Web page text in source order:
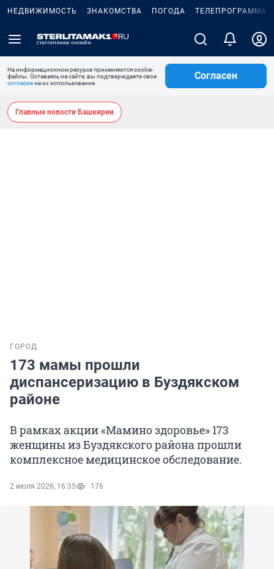
НЕДВИЖИМОСТЬ ЗНАКОМСТВА ПОГОДА ТЕЛЕПРОГРАММА
На информационном ресурсе применяются cookie-
файлы. Оставаясь на сайте, вы подтверждаете свое
согласиена их использование.
Согласен
Главные новости Башкирии
ГОРОД
173 мамы прошли
диспансеризацию в Буздякском
районе
В рамках акции «Мамино здоровье» 173
женщины из Буздякского района прошли
комплексное медицинское обследование.
2 июля 2026, 16:35 176